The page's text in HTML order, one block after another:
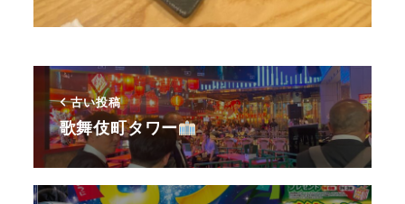
古い投稿
歌舞伎町タワー